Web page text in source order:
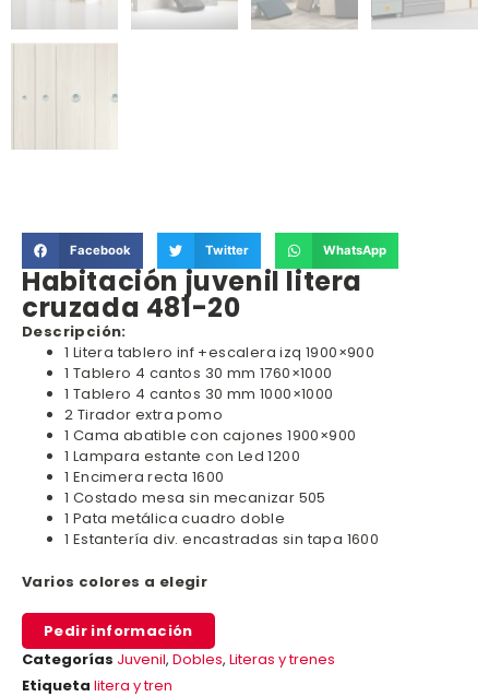
Facebook Twitter WhatsApp
Habitación juvenil litera
cruzada 481-20
Descripción:
1 Litera tablero inf +escalera izq 1900×900
1 Tablero 4 cantos 30 mm 1760×1000
1 Tablero 4 cantos 30 mm 1000×1000
2 Tirador extra pomo
1 Cama abatible con cajones 1900×900
1 Lampara estante con Led 1200
1 Encimera recta 1600
1 Costado mesa sin mecanizar 505
1 Pata metálica cuadro doble
1 Estantería div. encastradas sin tapa 1600
Varios colores a elegir
Pedir información
Categorías Juvenil, Dobles, Literas y trenes
Etiqueta litera y tren